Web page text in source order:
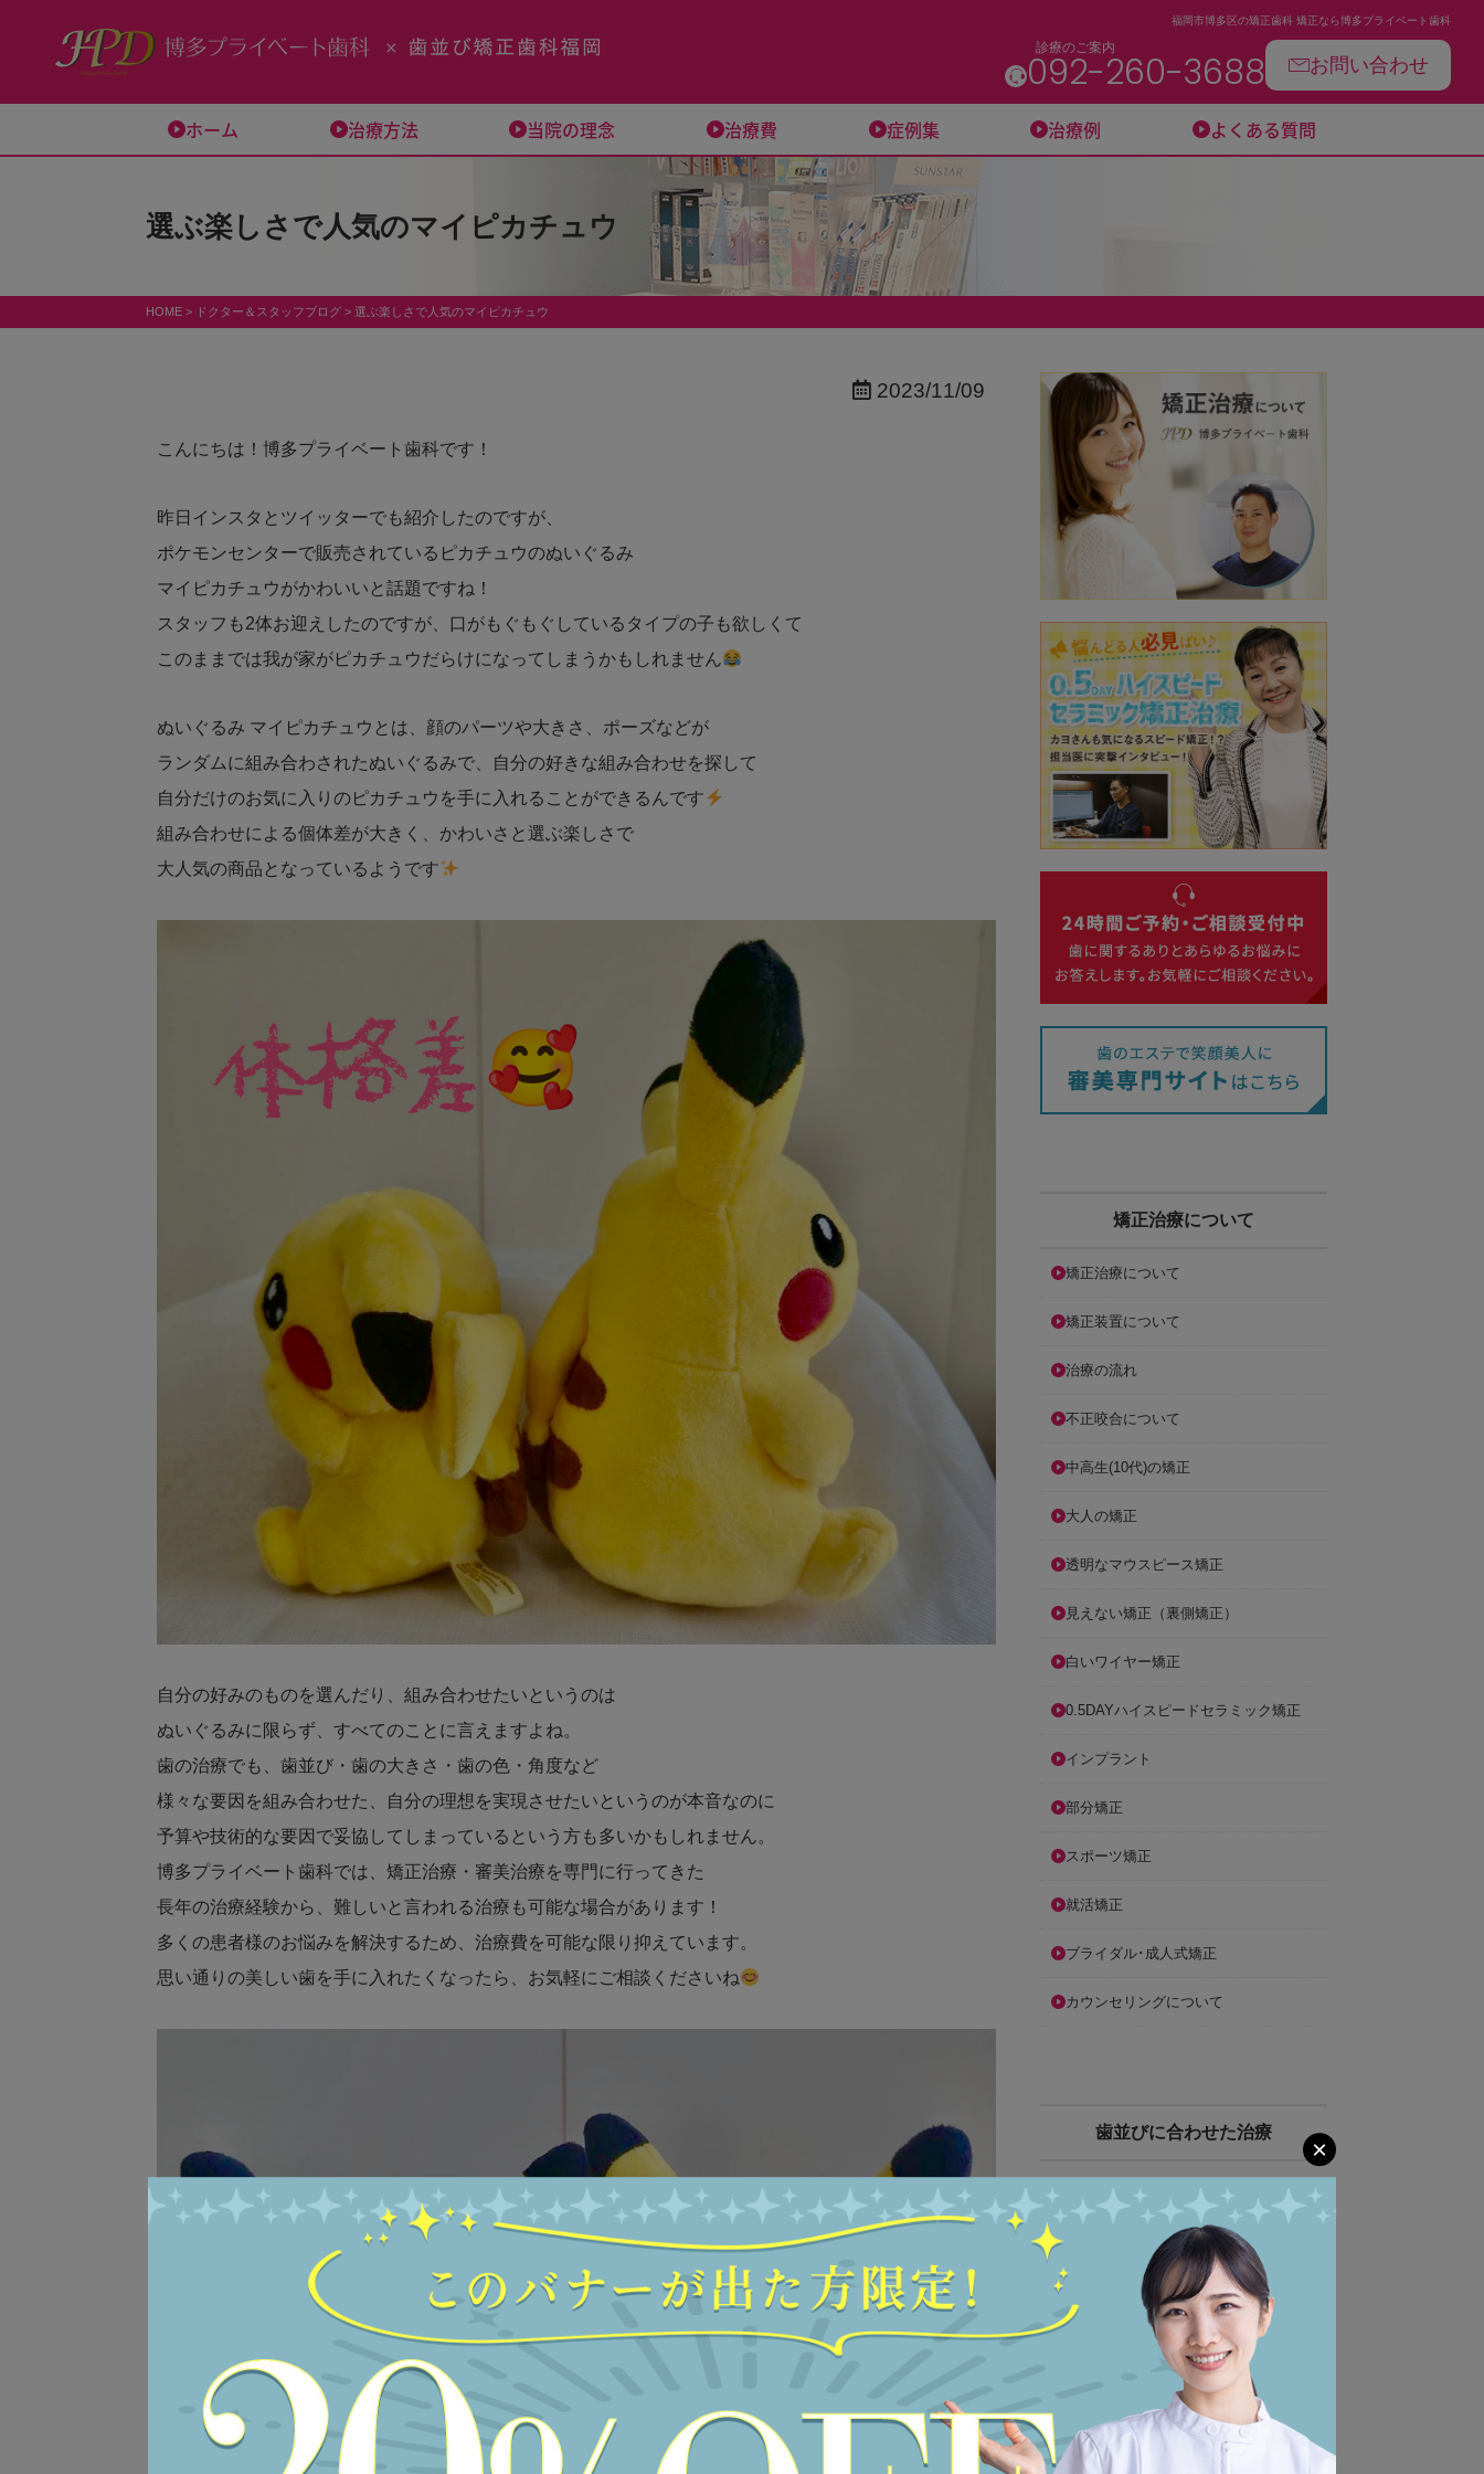
福岡市博多区の矯正歯科 矯正なら博多プライベート歯科
診療のご案内
092-260-3688 お問い合わせ
ホーム 治療方法 当院の理念 治療費 症例集 治療例 よくある質問
選ぶ楽しさで人気のマイピカチュウ
HOME > ドクター＆スタッフブログ > 選ぶ楽しさで人気のマイピカチュウ
2023/11/09
こんにちは！博多プライベート歯科です！
昨日インスタとツイッターでも紹介したのですが、
ポケモンセンターで販売されているピカチュウのぬいぐるみ
マイピカチュウがかわいいと話題ですね！
スタッフも2体お迎えしたのですが、口がもぐもぐしているタイプの子も欲しくて
このままでは我が家がピカチュウだらけになってしまうかもしれません
ぬいぐるみ マイピカチュウとは、顔のパーツや大きさ、ポーズなどが
ランダムに組み合わされたぬいぐるみで、自分の好きな組み合わせを探して
自分だけのお気に入りのピカチュウを手に入れることができるんです
組み合わせによる個体差が大きく、かわいさと選ぶ楽しさで
大人気の商品となっているようです
自分の好みのものを選んだり、組み合わせたいというのは
ぬいぐるみに限らず、すべてのことに言えますよね。
歯の治療でも、歯並び・歯の大きさ・歯の色・角度など
様々な要因を組み合わせた、自分の理想を実現させたいというのが本音なのに
予算や技術的な要因で妥協してしまっているという方も多いかもしれません。
博多プライベート歯科では、矯正治療・審美治療を専門に行ってきた
長年の治療経験から、難しいと言われる治療も可能な場合があります！
多くの患者様のお悩みを解決するため、治療費を可能な限り抑えています。
思い通りの美しい歯を手に入れたくなったら、お気軽にご相談くださいね
矯正治療について
矯正治療について
矯正装置について
治療の流れ
不正咬合について
中高生(10代)の矯正
大人の矯正
透明なマウスピース矯正
見えない矯正（裏側矯正）
白いワイヤー矯正
0.5DAYハイスピードセラミック矯正
インプラント
部分矯正
スポーツ矯正
就活矯正
ブライダル･成人式矯正
カウンセリングについて
歯並びに合わせた治療
すきっ歯
八重歯
開咬
×